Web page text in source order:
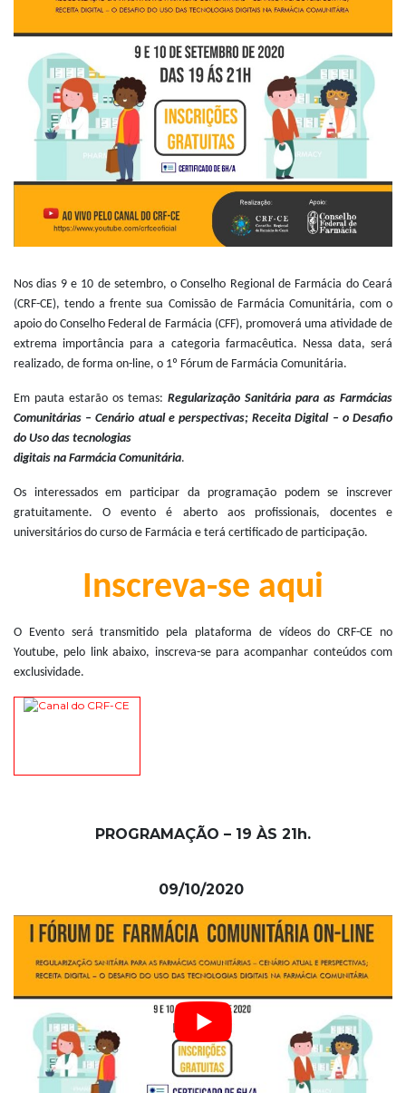
Nos dias 9 e 10 de setembro, o Conselho Regional de Farmácia do Ceará
(CRF-CE), tendo a frente sua Comissão de Farmácia Comunitária, com o
apoio do Conselho Federal de Farmácia (CFF), promoverá uma atividade de
extrema importância para a categoria farmacêutica. Nessa data, será
realizado, de forma on-line, o 1º Fórum de Farmácia Comunitária.
Em pauta estarão os temas: Regularização Sanitária para as Farmácias
Comunitárias – Cenário atual e perspectivas; Receita Digital – o Desafio
do Uso das tecnologias
digitais na Farmácia Comunitária.
Os interessados em participar da programação podem se inscrever
gratuitamente. O evento é aberto aos profissionais, docentes e
universitários do curso de Farmácia e terá certificado de participação.
Inscreva-se aqui
O Evento será transmitido pela plataforma de vídeos do CRF-CE no
Youtube, pelo link abaixo, inscreva-se para acompanhar conteúdos com
exclusividade.
PROGRAMAÇÃO – 19 ÀS 21h.
09/10/2020